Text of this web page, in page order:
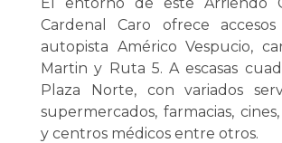
Cardenal Caro ofrece
autopista Américo Vespucio,
Martin y Ruta 5. A escasas
Plaza Norte, con variados
supermercados, farmacias,
y centros médicos entre otros.